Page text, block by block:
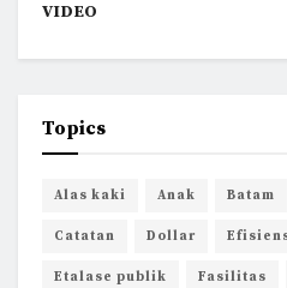
VIDEO
Topics
Alas kaki Anak Batam
Catatan Dollar
Etalase publik Fasilitas